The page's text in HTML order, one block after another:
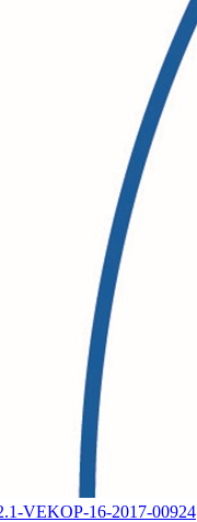
VEKOP-16-2017-00924